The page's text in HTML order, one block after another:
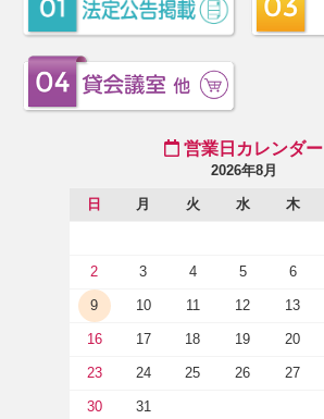
営業日カレンダー
2026年8月
日 月 火 水 木
2 3 4 5 6
9 10 11 12 13
16 17 18 19 20
23 24 25 26 27
30 31